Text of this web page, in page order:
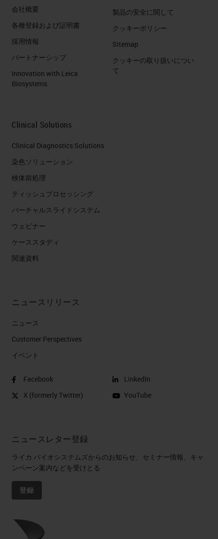
会社概要
各種登録および証明書
採用情報
パートナーシップ
Innovation with Leica
Biosystems
製品の安全に関して
クッキーポリシー
Sitemap
クッキーの取り扱いについ
て
Clinical Solutions
Clinical Diagnostics Solutions
染色ソリューション
検体前処理
ティッシュプロセッシング
バーチャルスライドシステム
ウェビナー
ケーススタディ
関連資料
ニュースリリース
ニュース
Customer Perspectives​
イベント
Facebook
X (formerly Twitter)
LinkedIn
YouTube
ニュースレター登録
ライカ バイオシステムズからのお知らせ、セミナー情報、キャ
ンペーン案内などを受けとる
登録